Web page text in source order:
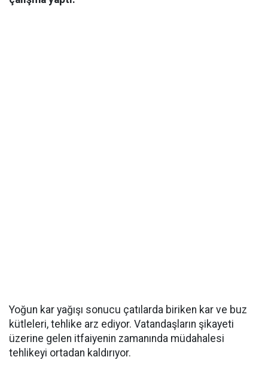
Yoğun kar yağışı sonucu çatılarda biriken kar ve buz
kütleleri, tehlike arz ediyor. Vatandaşların şikayeti
üzerine gelen itfaiyenin zamanında müdahalesi
tehlikeyi ortadan kaldırıyor.